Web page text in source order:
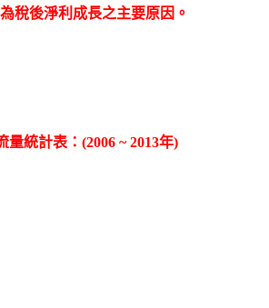
稅後淨利成長之主要原因。
量統計表：(2006 ~ 2013年)